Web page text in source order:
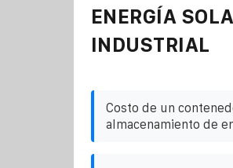
ENERGÍA
INDUSTRIAL
Costo de un
almacenamiento de